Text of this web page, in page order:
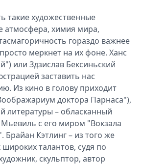
такие художественные
атмосфера, химия мира,
гораздо важнее
меркнет на их фоне. Ханс
или Здзислав Бексиньский
заставить нас
Из кино в голову приходит
доктора Парнаса"),
литературы – обласканный
с его миром "Вокзала
Брайан Кэтлинг – из того же
талантов, судя по
скульптор, автор